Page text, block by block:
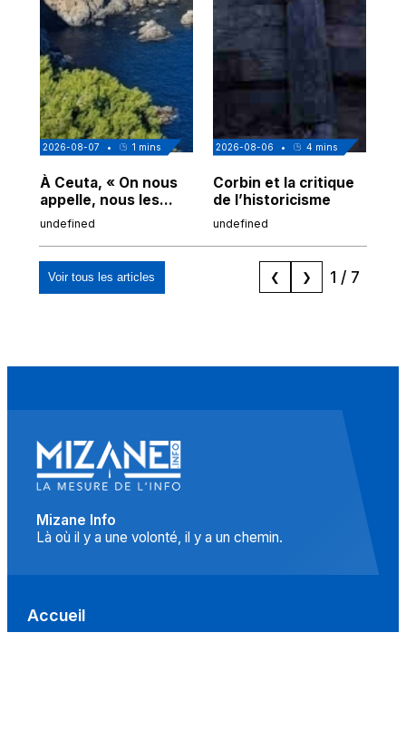
2026-08-07 • 1 mins
À Ceuta, « On nous
appelle, nous les
Espagnols d'origine
"musulmans"»
undefined
2026-08-06 • 4 mins
Corbin et la critique
de l’historicisme
undefined
Voir tous les articles ❮ ❯ 1 / 7
Mizane Info
Là où il y a une volonté, il y a un chemin.
Accueil